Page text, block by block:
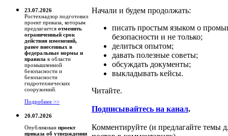
23.07.2026
Ростехнадзор подготовил
проект приказа, которым
предлагается отменить
ограниченный срок
действия изменений,
ранее внесенных в
федеральные нормы и
правила в области
промышленной
безопасности и
безопасности
гидротехнических
сооружений.
Подробнее >>
20.07.2026
Опубликован проект
приказа об утверждении
Начали и будем продолжать:
писать простым языком о
безопасности и не только;
делиться опытом;
давать полезные советы;
обсуждать документы;
выкладывать кейсы.
Читайте.
Подписывайтесь на канал.
Комментируйте (и предлагайте темы